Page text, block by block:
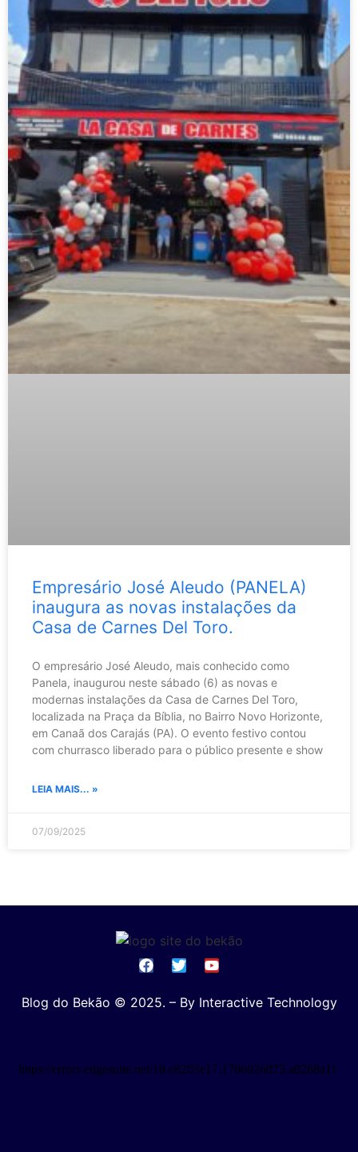
Empresário José Aleudo (PANELA)
inaugura as novas instalações da
Casa de Carnes Del Toro.
O empresário José Aleudo, mais conhecido como
Panela, inaugurou neste sábado (6) as novas e
modernas instalações da Casa de Carnes Del Toro,
localizada na Praça da Bíblia, no Bairro Novo Horizonte,
em Canaã dos Carajás (PA). O evento festivo contou
com churrasco liberado para o público presente e show
LEIA MAIS... »
07/09/2025
Blog do Bekão © 2025. – By Interactive Technology